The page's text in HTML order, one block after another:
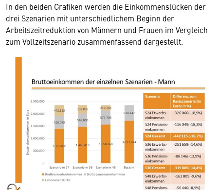
In den beiden Grafiken werden die Einkommenslücken der
drei Szenarien mit unterschiedlichem Beginn der
Arbeitszeitreduktion von Männern und Frauen im Vergleich
zum Vollzeitszenario zusammenfassend dargestellt.